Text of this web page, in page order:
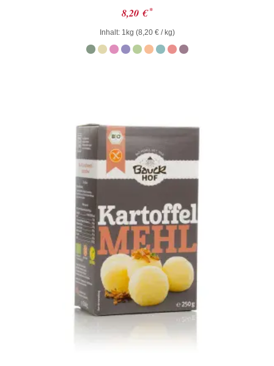
Bewertet
mit
0
von
5
8,20 € *
Inhalt: 1kg (8,20 €/ kg)